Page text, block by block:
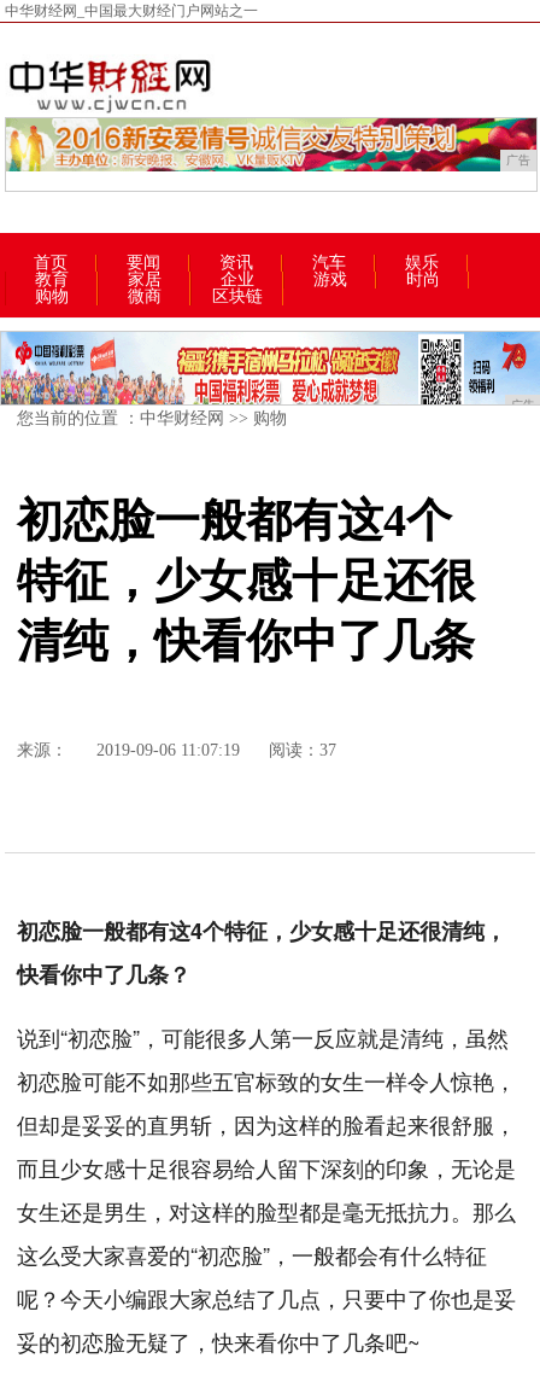
中华财经网_中国最大财经门户网站之一
广告
首页 要闻 资讯 汽车
娱乐
教育
家居 企业 游戏
时尚
购物
微商 区块链
广告
您当前的位置 ：中华财经网 >> 购物
初恋脸一般都有这4个
特征，少女感十足还很
清纯，快看你中了几条
来源： 2019-09-06 11:07:19 阅读：37
初恋脸一般都有这4个特征，少女感十足还很清纯，
快看你中了几条？
说到“初恋脸”，可能很多人第一反应就是清纯，虽然
初恋脸可能不如那些五官标致的女生一样令人惊艳，
但却是妥妥的直男斩，因为这样的脸看起来很舒服，
而且少女感十足很容易给人留下深刻的印象，无论是
女生还是男生，对这样的脸型都是毫无抵抗力。那么
这么受大家喜爱的“初恋脸”，一般都会有什么特征
呢？今天小编跟大家总结了几点，只要中了你也是妥
妥的初恋脸无疑了，快来看你中了几条吧~